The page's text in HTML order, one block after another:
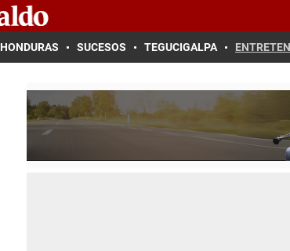
HONDURAS SUCESOS TEGUCIGALPA